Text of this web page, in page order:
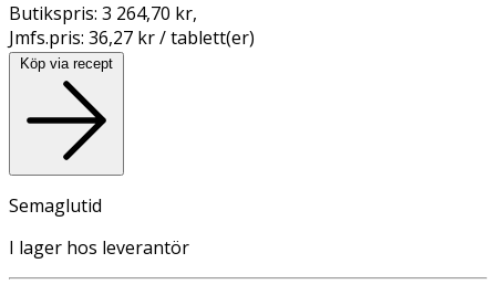
Butikspris: 3 264,70 kr,
Jmfs.pris: 36,27 kr / tablett(er)
Köp via recept
Semaglutid
I lager hos leverantör